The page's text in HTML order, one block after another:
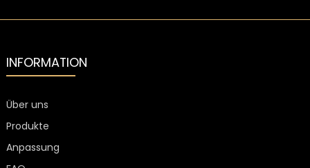
INFORMATION
Über uns
Produkte
Anpassung